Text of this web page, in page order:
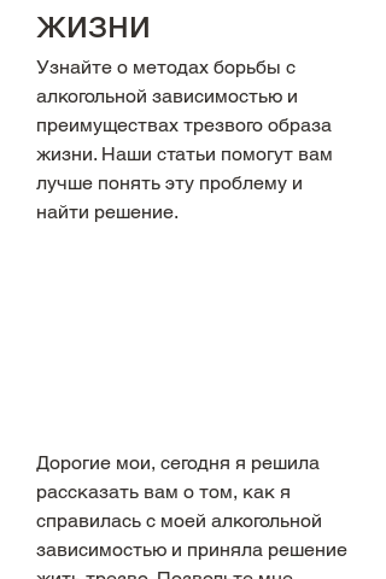
жизни
Узнайте о методах борьбы с
алкогольной зависимостью и
преимуществах трезвого образа
жизни. Наши статьи помогут вам
лучше понять эту проблему и
найти решение.
Дорогие мои, сегодня я решила
рассказать вам о том, как я
справилась с моей алкогольной
зависимостью и приняла решение